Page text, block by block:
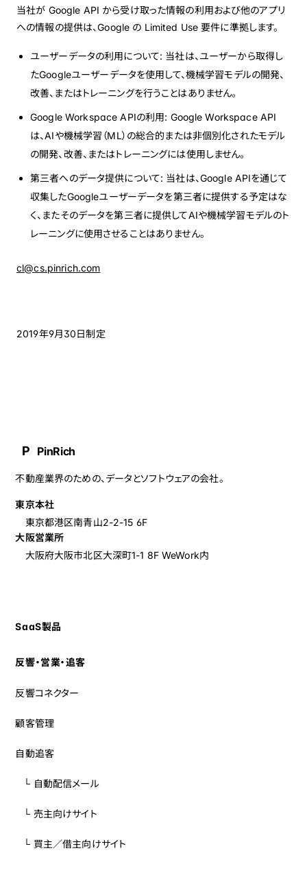
当社が Google API から受け取った情報の利用および他のアプリ
への情報の提供は、Google の Limited Use 要件に準拠します。
ユーザーデータの利用について: 当社は、ユーザーから取得し
たGoogleユーザーデータを使用して、機械学習モデルの開発、
改善、またはトレーニングを行うことはありません。
Google Workspace APIの利用: Google Workspace API
は、AIや機械学習（ML）の総合的または非個別化されたモデル
の開発、改善、またはトレーニングには使用しません。
第三者へのデータ提供について: 当社は、Google APIを通じて
収集したGoogleユーザーデータを第三者に提供する予定はな
く、またそのデータを第三者に提供してAIや機械学習モデルのト
レーニングに使用させることはありません。
cl@cs.pinrich.com
2019年9月30日制定
P PinRich
不動産業界のための、データとソフトウェアの会社。
東京本社
東京都港区南青山2-2-15 6F
大阪営業所
大阪府大阪市北区大深町1-1 8FWeWork内
SaaS製品
反響・営業・追客
反響コネクター
顧客管理
自動追客
└ 自動配信メール
└ 売主向けサイト
└ 買主／借主向けサイト